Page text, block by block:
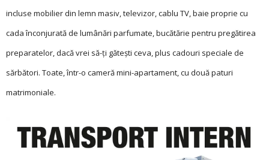
incluse mobilier din lemn masiv, televizor, cablu TV, baie proprie cu
cada înconjurată de lumânări parfumate, bucă­tă­rie pentru pregătirea
pre­paratelor, dacă vrei să-ți gătești ceva, plus cadouri speciale de
sărbători. Toate, într-o cameră mini-apartament, cu două paturi
matrimoniale.